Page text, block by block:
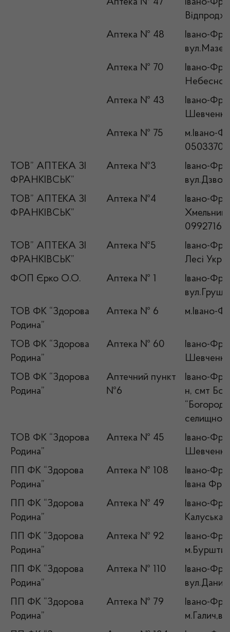
Аптека № 47
Івано-
Аптека № 48
Івано-
Аптека № 70
Івано-
Небесної
Аптека № 43
Івано-
Аптека № 75
м.Івано-
ТОВ” АПТЕКА ЗІ
ФРАНКІВСЬК”
Аптека №3
Івано-
ТОВ” АПТЕКА ЗІ
ФРАНКІВСЬК”
Аптека №4
Івано-
ТОВ” АПТЕКА ЗІ
ФРАНКІВСЬК”
Аптека №5
Івано-
Лесі
ФОП Єрко О.О.
Аптека № 1
Івано-
ТОВ ФК “Здорова
Родина”
Аптека № 6 м.Івано-
ТОВ ФК “Здорова
Родина”
Аптека № 60
Івано-
ТОВ ФК “Здорова
Родина”
Аптечний пункт
№6
Івано-
н, смт
селищної
ТОВ ФК “Здорова
Родина”
Аптека № 45
Івано-
ПП ФК “Здорова
Родина”
Аптека № 108
Івано-
Івана
ПП ФК “Здорова
Родина”
Аптека № 49
Івано-
ПП ФК “Здорова
Родина”
Аптека № 92
Івано-
ПП ФК “Здорова
Родина”
Аптека № 110
Івано-
ПП ФК “Здорова
Родина”
Аптека № 79
Івано-